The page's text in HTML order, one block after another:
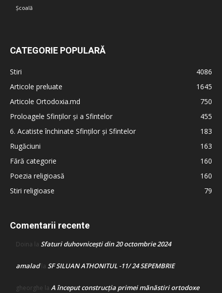
Școală
CATEGORIE POPULARĂ
Stiri
4086
Articole preluate
1645
Articole Ortodoxia.md
750
Proloagele Sfinților și a Sfintelor
455
6. Acatiste închinate Sfinților și Sfintelor
183
Rugăciuni
163
Fără categorie
160
Poezia religioasă
160
Stiri religioase
79
Comentarii recente
Doina la Sfaturi duhovnicești din 20 octombrie 2024
amaladla SF SILUAN ATHONITUL -11/ 24 SEPEMBRIE
gheorghe la A început construcţia primei mănăstiri ortodoxe